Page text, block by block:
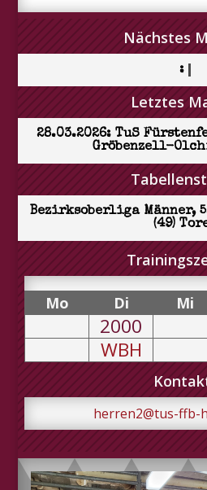
Nächstes
:
Letztes
28.03.2026: TuS
Gröbenzell-
Bezirksoberliga Männer,
(49)
Mo Di Mi
2000
WBH
herren2@tus-ffb-